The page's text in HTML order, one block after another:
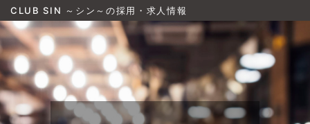
CLUB SIN ～シン～の採用・求人情報